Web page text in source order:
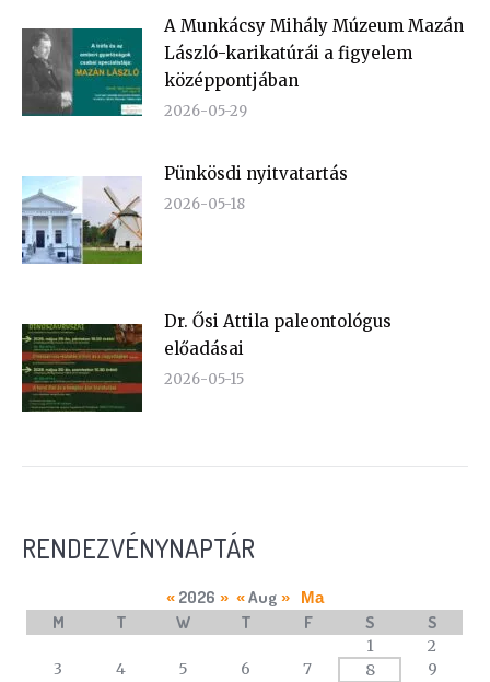
A Munkácsy Mihály Múzeum Mazán
László-karikatúrái a figyelem
középpontjában
2026-05-29
Pünkösdi nyitvatartás
2026-05-18
Dr. Ősi Attila paleontológus
előadásai
2026-05-15
RENDEZVÉNYNAPTÁR
calendar
« 2026 » « Aug » Ma
M T W T F S S
1
2
3
4 5 6 7 8
9